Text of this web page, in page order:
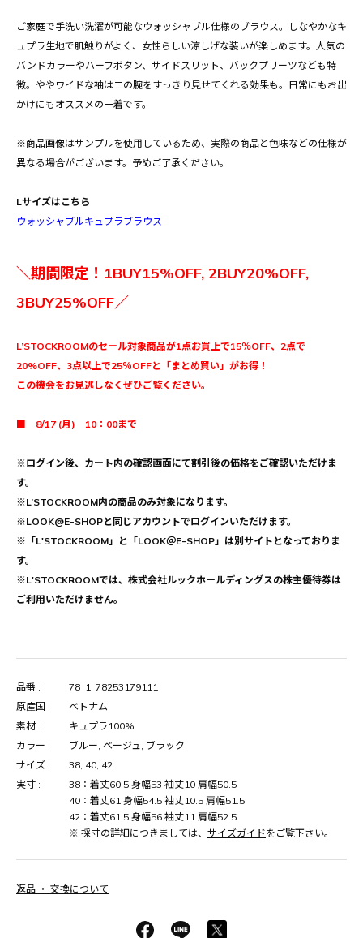
ご家庭で手洗い洗濯が可能なウォッシャブル仕様のブラウス。しなやかなキ
ュプラ生地で肌触りがよく、女性らしい涼しげな装いが楽しめます。人気の
バンドカラーやハーフボタン、サイドスリット、バックプリーツなども特
徴。ややワイドな袖は二の腕をすっきり見せてくれる効果も。日常にもお出
かけにもオススメの一着です。
※商品画像はサンプルを使用しているため、実際の商品と色味などの仕様が
異なる場合がございます。予めご了承ください。
Lサイズはこちら
ウォッシャブルキュプラブラウス
＼期間限定！1BUY15%OFF, 2BUY20%OFF,
3BUY25%OFF／
L’STOCKROOMのセール対象商品が1点お買上で15％OFF、2点で
20%OFF、3点以上で25％OFFと「まとめ買い」がお得！
この機会をお見逃しなくぜひご覧ください。
■ 8/17 (月) 10：00まで
※ログイン後、カート内の確認画面にて割引後の価格をご確認いただけま
す。
※L’STOCKROOM内の商品のみ対象になります。
※LOOK@E-SHOPと同じアカウントでログインいただけます。
※「L'STOCKROOM」と「LOOK＠E-SHOP」は別サイトとなっておりま
す。
※L'STOCKROOMでは、株式会社ルックホールディングスの株主優待券は
ご利用いただけません。
品番 :
78_1_78253179111
原産国 :
ベトナム
素材 :
キュプラ100%
カラー :
ブルー, ベージュ, ブラック
サイズ :
38, 40, 42
実寸 :
38：着丈60.5 身幅53 袖丈10 肩幅50.5
40：着丈61 身幅54.5 袖丈10.5 肩幅51.5
42：着丈61.5 身幅56 袖丈11 肩幅52.5
※ 採寸の詳細につきましては、 サイズガイドをご覧下さい。
返品 ・ 交換について